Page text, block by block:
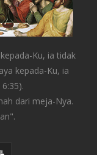
Ku, ia tidak
kepada-Ku, ia
dari meja-Nya.